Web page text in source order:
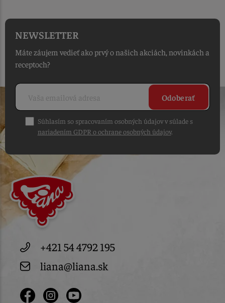
NEWSLETTER
Máte záujem vedieť ako prvý o našich akciách, novinkách a
receptoch?
Odoberať
Súhlasím so spracovaním osobných údajov v súlade s
nariadením GDPR o ochrane osobných údajov.
+421 54 4792 195
liana@liana.sk